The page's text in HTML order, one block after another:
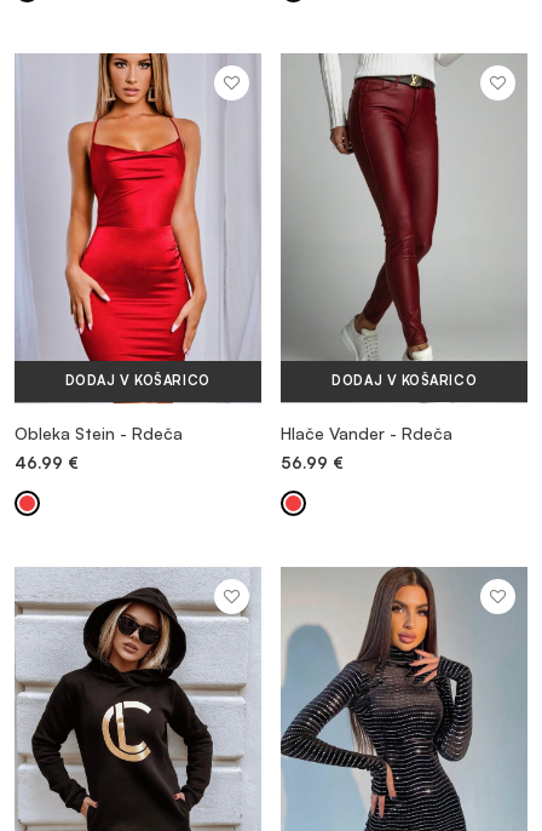
DODAJ V KOŠARICO
Obleka Stein - Rdeča
46.99 €
DODAJ V KOŠARICO
Hlače Vander - Rdeča
56.99 €